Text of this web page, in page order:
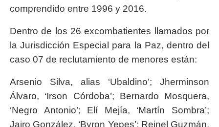
comprendido entre 1996 y 2016.
Dentro de los 26 excombatientes llamados por
la Jurisdicción Especial para la Paz, dentro del
caso 07 de reclutamiento de menores están:
Arsenio Silva, alias ‘Ubaldino’; Jherminson
Álvaro, ‘Irson Córdoba’; Bernardo Mosquera,
‘Negro Antonio’; Elí Mejía, ‘Martín Sombra’;
Jairo González, ‘Byron Yepes’; Reinel Guzmán,